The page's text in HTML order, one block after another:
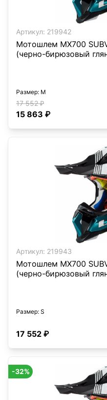
Артикул: 219942
Мотошлем MX700
(черно-бирюзовый
Размер: M
17 552 ₽
15 863 ₽
Артикул: 219943
Мотошлем MX700
(черно-бирюзовый
Размер: S
17 552 ₽
-32%